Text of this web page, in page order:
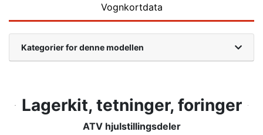
Vognkortdata
Kategorier for denne modellen
Lagerkit, tetninger, foringer
ATV hjulstillingsdeler